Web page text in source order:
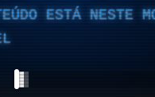
ESTÁ NESTE